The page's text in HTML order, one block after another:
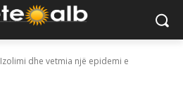
Izolimi dhe vetmia një epidemi e